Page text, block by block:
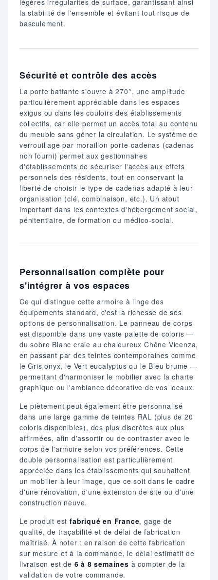
la stabilité de l'ensemble et évitant tout risque de
basculement.
Sécurité et contrôle des accès
La porte battante s'ouvre à 270°, une amplitude
particulièrement appréciable dans les espaces
exigus ou dans les couloirs des établissements
collectifs, car elle permet un accès total au contenu
du meuble sans gêner la circulation. Le système de
verrouillage par moraillon porte-cadenas (cadenas
non fourni) permet aux gestionnaires
d'établissements de sécuriser l'accès aux effets
personnels des résidents, tout en conservant la
liberté de choisir le type de cadenas adapté à leur
organisation (clé, combinaison, etc.). Un atout
important dans les contextes d'hébergement social,
pénitentiaire, de formation ou médico-social.
Personnalisation complète pour
s'intégrer à vos espaces
Ce qui distingue cette armoire à linge des
équipements standard, c'est la richesse de ses
options de personnalisation. Le panneau de corps
est disponible dans une vaste palette de coloris —
du sobre Blanc craie au chaleureux Chêne Vicenza,
en passant par des teintes contemporaines comme
le Gris onyx, le Vert eucalyptus ou le Bleu brume —
permettant d'harmoniser le mobilier avec la charte
graphique ou l'ambiance décorative de vos locaux.
Le piètement peut également être personnalisé
dans une large gamme de teintes RAL (plus de 20
coloris disponibles), des plus discrètes aux plus
affirmées, afin d'assortir ou de contraster avec le
corps de l'armoire selon vos préférences. Cette
double personnalisation est particulièrement
appréciée dans les établissements qui souhaitent
un mobilier à leur image, que ce soit dans le cadre
d'une rénovation, d'une extension de site ou d'une
construction neuve.
Le produit est fabriqué en France, gage de
qualité, de traçabilité et de délai de fabrication
maîtrisé. À noter : en raison de cette fabrication
sur mesure et à la commande, le délai estimatif de
livraison est de 6 à 8 semaines à compter de la
validation de votre commande.